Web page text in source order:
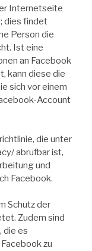
Internetseite
dies findet
Person die
Ist eine
an Facebook
kann diese die
sich vor einem
Account
die unter
abrufbar ist,
und
Facebook.
Schutz der
Zudem sind
die es
zu